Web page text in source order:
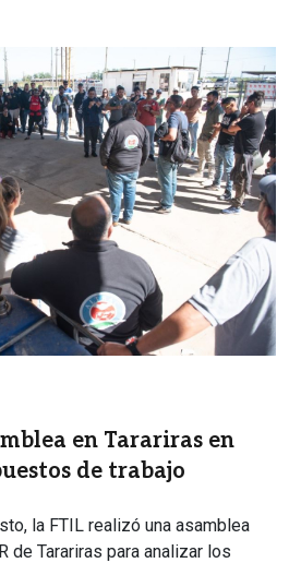
en Tarariras en
de trabajo
la FTIL realizó una asamblea
de Tarariras para analizar los